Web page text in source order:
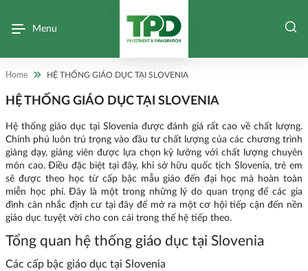
Menu
Home HỆ THỐNG GIÁO DỤC TẠI SLOVENIA
HỆ THỐNG GIÁO DỤC TẠI SLOVENIA
Hệ thống giáo dục tại Slovenia được đánh giá rất cao về chất lượng.
Chính phủ luôn trú trọng vào đầu tư chất lượng của các chương trình
giảng dạy, giảng viên được lựa chọn kỹ lưỡng với chất lượng chuyên
môn cao. Điều đặc biệt tại đây, khi sở hữu quốc tịch Slovenia, trẻ em
sẽ được theo học từ cấp bậc mẫu giáo đến đại học mà hoàn toàn
miễn học phí. Đây là một trong những lý do quan trọng để các gia
đình cân nhắc định cư tại đây để mở ra một cơ hội tiếp cận đến nền
giáo dục tuyệt vời cho con cái trong thế hệ tiếp theo.
Tổng quan hệ thống giáo dục tại Slovenia
Các cấp bậc giáo dục tại Slovenia